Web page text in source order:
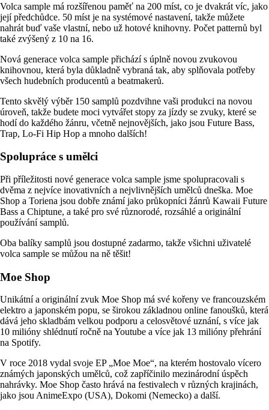
Volca sample má rozšířenou paměť na 200 míst, co je dvakrát víc, jako
její předchůdce. 50 míst je na systémové nastavení, takže můžete
nahrát buď vaše vlastní, nebo už hotové knihovny. Počet patternů byl
také zvýšený z 10 na 16.
Nová generace volca sample přichází s úplně novou zvukovou
knihovnou, která byla důkladně vybraná tak, aby splňovala potřeby
všech hudebních producentů a beatmakerů.
Tento skvělý výběr 150 samplů pozdvihne vaši produkci na novou
úroveň, takže budete moci vytvářet stopy za jízdy se zvuky, které se
hodí do každého žánru, včetně nejnovějších, jako jsou Future Bass,
Trap, Lo-Fi Hip Hop a mnoho dalších!
Spolupráce s umělci
Při příležitosti nové generace volca sample jsme spolupracovali s
dvěma z nejvíce inovativních a nejvlivnějších umělců dneška. Moe
Shop a Toriena jsou dobře známí jako průkopníci žánrů Kawaii Future
Bass a Chiptune, a také pro své různorodé, rozsáhlé a originální
používání samplů.
Oba balíky samplů jsou dostupné zadarmo, takže všichni uživatelé
volca sample se můžou na ně těšit!
Moe Shop
Unikátní a originální zvuk Moe Shop má své kořeny ve francouzském
elektro a japonském popu, se širokou základnou online fanoušků, která
dává jeho skladbám velkou podporu a celosvětové uznání, s více jak
10 milióny shlédnutí ročně na Youtube a více jak 13 milióny přehrání
na Spotify.
V roce 2018 vydal svoje EP „Moe Moe“, na kterém hostovalo vícero
známých japonských umělců, což zapříčinilo mezinárodní úspěch
nahrávky. Moe Shop často hrává na festivalech v různých krajinách,
jako jsou AnimeExpo (USA), Dokomi (Nemecko) a další.